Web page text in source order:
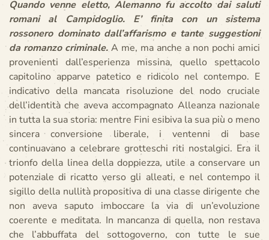
Quando venne eletto, Alemanno fu accolto dai saluti
romani al Campidoglio. E’ finita con un sistema
rossonero dominato dall’affarismo e tante suggestioni
da romanzo criminale. A me, ma anche a non pochi amici
provenienti dall’esperienza missina, quello spettacolo
capitolino apparve patetico e ridicolo nel contempo. E
indicativo della mancata risoluzione del nodo cruciale
dell’identità che aveva accompagnato Alleanza nazionale
in tutta la sua storia: mentre Fini esibiva la sua più o meno
sincera conversione liberale, i ventenni di base
continuavano a celebrare grotteschi riti nostalgici. Era il
trionfo della linea della doppiezza, utile a conservare un
potenziale di ricatto verso gli alleati, e nel contempo il
sigillo della nullità propositiva di una classe dirigente che
non aveva saputo imboccare la via di un’evoluzione
coerente e meditata. In mancanza di quella, non restava
che l’abbuffata del sottogoverno, con tutte le sue